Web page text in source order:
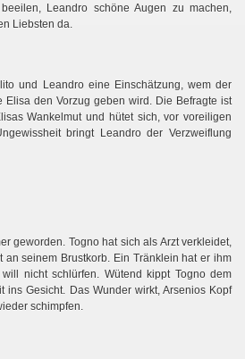
Leandro schöne Augen zu machen,
Liebsten da.
und Leandro eine Einschätzung, wem der
den Vorzug geben wird. Die Befragte ist
Wankelmut und hütet sich, vor voreiligen
bringt Leandro der Verzweiflung
geworden. Togno hat sich als Arzt verkleidet,
an seinem Brustkorb. Ein Tränklein hat er ihm
nicht schlürfen. Wütend kippt Togno dem
ins Gesicht. Das Wunder wirkt, Arsenios Kopf
schimpfen.